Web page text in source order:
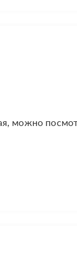
можно